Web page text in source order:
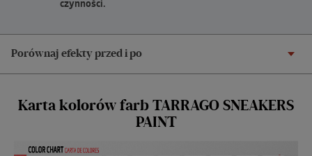
czynności.
Porównaj efekty przed i po
Karta kolorów farb TARRAGO SNEAKERS
PAINT